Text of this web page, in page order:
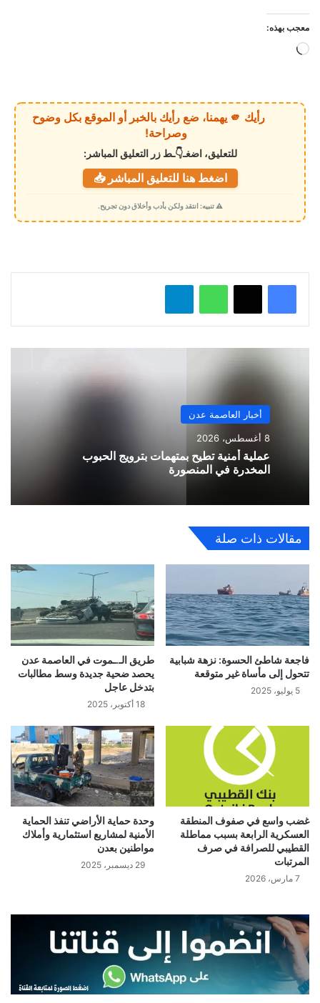
معجب بهذه:
ي
م
ي
رأيك 🫵 يهمنا، ضع رأيك بالخبر أو الموقع بكل وضوح
وصراحة!
للتعليق، اضغـ👇ـط زر التعليق المباشر:
اضغط هنا للتعليق المباشر 📥
⚠️ تنبيه: انتقد ولكن بأدب وأخلاق دون تجريح.
واتساب
أخبار العاصمة عدن
8 أغسطس، 2026
عملية أمنية تطيح بمتهمات بترويج الحبوب
المخدرة في المنصورة
مقالات ذات صلة
فاجعة شاطئ الحسوة: نزهة شبابية
تتحول إلى مأساة غير متوقعة
5 يوليو، 2025
طريق الـ.ـموت في العاصمة عدن
يحصد ضحية جديدة وسط مطالبات
بتدخل عاجل
18 أكتوبر، 2025
غضب واسع في صفوف المنطقة
العسكرية الرابعة بسبب مماطلة
القطيبي للصرافة في صرف
المرتبات
7 مارس، 2026
وحدة حماية الأراضي تنفذ الحماية
الأمنية لمشاريع استثمارية وأملاك
مواطنين بعدن
29 ديسمبر، 2025